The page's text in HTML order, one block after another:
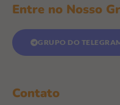
Entre no Nosso
GRUPO DO
Contato